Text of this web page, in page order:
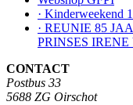
· Kinderweekend
· REUNIE 85
PRINSES
CONTACT
Postbus 33
5688 ZG Oirschot